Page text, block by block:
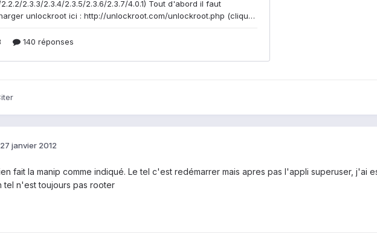
27 janvier 2012
fait la manip comme indiqué. Le tel c'est redémarrer mais apres pas l'appli superuser, j'ai
tel n'est toujours pas rooter